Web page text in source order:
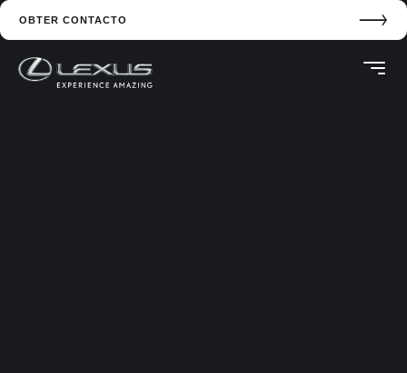
conteúdo
OBTER CONTACTO